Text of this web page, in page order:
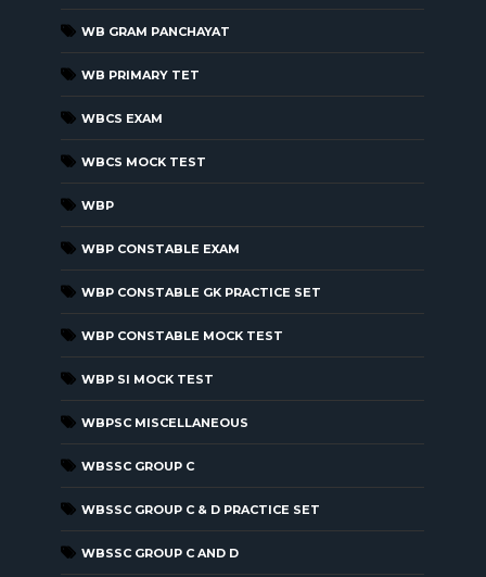
WB GRAM PANCHAYAT
WB PRIMARY TET
WBCS EXAM
WBCS MOCK TEST
WBP
WBP CONSTABLE EXAM
WBP CONSTABLE GK PRACTICE SET
WBP CONSTABLE MOCK TEST
WBP SI MOCK TEST
WBPSC MISCELLANEOUS
WBSSC GROUP C
WBSSC GROUP C & D PRACTICE SET
WBSSC GROUP C AND D